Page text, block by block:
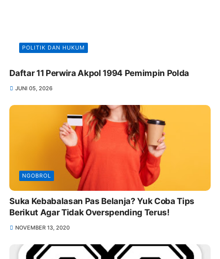
POLITIK DAN HUKUM
Daftar 11 Perwira Akpol 1994 Pemimpin Polda
JUNI 05, 2026
NGOBROL
Suka Kebabalasan Pas Belanja? Yuk Coba Tips
Berikut Agar Tidak Overspending Terus!
NOVEMBER 13, 2020